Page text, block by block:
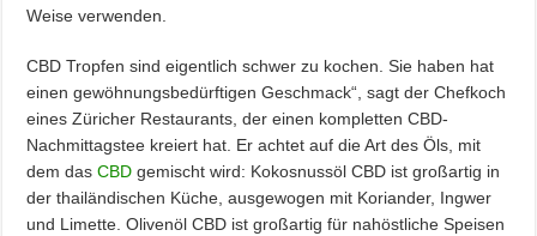
Weise verwenden.
CBD Tropfen sind eigentlich schwer zu kochen. Sie haben hat
einen gewöhnungsbedürftigen Geschmack“, sagt der Chefkoch
eines Züricher Restaurants, der einen kompletten CBD-
Nachmittagstee kreiert hat. Er achtet auf die Art des Öls, mit
dem dasCBD gemischt wird: Kokosnussöl CBD ist großartig in
der thailändischen Küche, ausgewogen mit Koriander, Ingwer
und Limette. Olivenöl CBD ist großartig für nahöstliche Speisen